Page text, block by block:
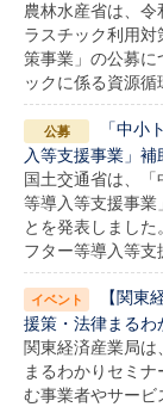
農林水産省は、
ラスチック利用
策事業」の公募
ックに係る資源
「中小
入等支援事業」補
国土交通省は、
等導入等支援事業
とを発表しまし
フター等導入等
【関東
援策・法律まるわ
関東経済産業局
まるわかりセミ
む事業者やサービ